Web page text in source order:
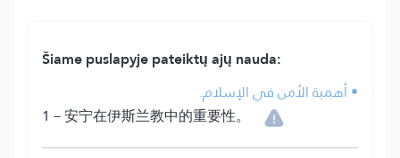
Šiame puslapyje pateiktų ajų nauda:
• أهمية الأمن في الإسلام.
1－安宁在伊斯兰教中的重要性。